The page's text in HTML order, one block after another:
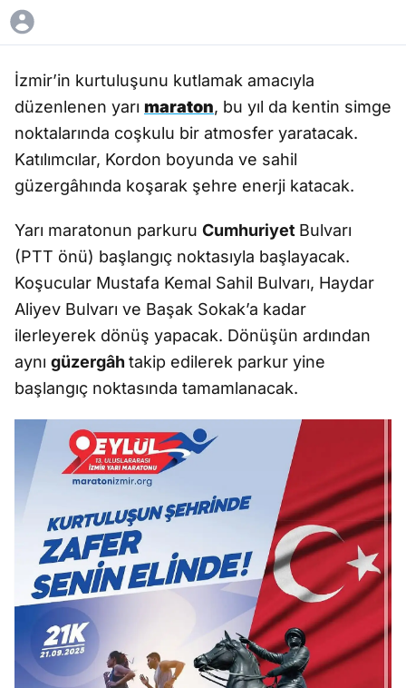
İzmir’in kurtuluşunu kutlamak amacıyla
düzenlenen yarı maraton, bu yıl da kentin simge
noktalarında coşkulu bir atmosfer yaratacak.
Katılımcılar, Kordon boyunda ve sahil
güzergâhında koşarak şehre enerji katacak.
Yarı maratonun parkuru Cumhuriyet Bulvarı
(PTT önü) başlangıç noktasıyla başlayacak.
Koşucular Mustafa Kemal Sahil Bulvarı, Haydar
Aliyev Bulvarı ve Başak Sokak’a kadar
ilerleyerek dönüş yapacak. Dönüşün ardından
aynı güzergâh takip edilerek parkur yine
başlangıç noktasında tamamlanacak.